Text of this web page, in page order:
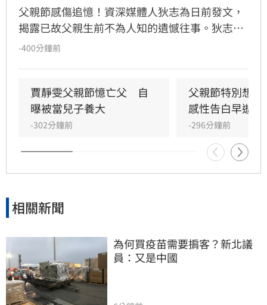
父親節感傷追憶！資深媒體人狄志為日前發文，
揭露已故父親生前不為人知的遺憾往事。狄志為
透露，父親一生以海為家，兩人相處時間極少，
在門外落淚。最讓狄志為心碎的是，當年陪病重
父親曬太陽時，自己因忙於接工作電話而忽視了
父親，沒想到那竟是父子最後的相處，父親回房
後便陷入永眠。這段錯過的對話成為他20年來心
中最深的遺憾，他以此感嘆，有些電話晚點接沒
關係，但錯過的親情與話語，可能再也無法挽
-400分鐘前
賈靜雯父親節憶亡父　自
曝被當兒子養大
-302分鐘前
父親節特別想
感性告白早逝父
-296分鐘前
相關新聞
為何買疫苗需要掮客？新北議
員：又是中國